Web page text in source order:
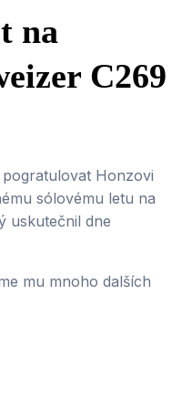
na
C269
Honzovi
sólovému letu na
uskutečnil dne
mu mnoho dalších